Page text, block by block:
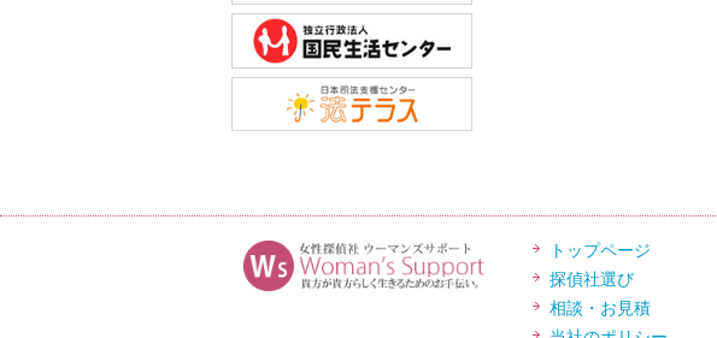
トップページ
探偵社選び
相談・お見積